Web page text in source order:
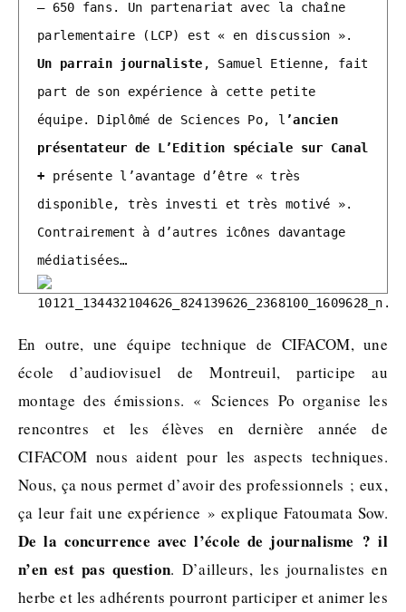
– 650 fans. Un partenariat avec la chaîne
Un parrain journaliste , Samuel Etienne, fait
part de son expérience à cette petite
équipe. Diplômé de Sciences Po, l ’ancien
présentateur de L’Edition spéciale sur Canal
+ présente l’avantage d’être « très
disponible, très investi et très motivé ».
Contrairement à d’autres icônes davantage
médiatisées…
En outre, une équipe technique de CIFACOM, une
école d’audiovisuel de Montreuil, participe au
montage des émissions. « Sciences Po organise les
rencontres et les élèves en dernière année de
CIFACOM nous aident pour les aspects techniques.
Nous, ça nous permet d’avoir des professionnels ; eux,
ça leur fait une expérience » explique Fatoumata Sow.
De la concurrence avec l’école de journalisme ? il
n’en est pas question. D’ailleurs, les journalistes en
herbe et les adhérents pourront participer et animer les